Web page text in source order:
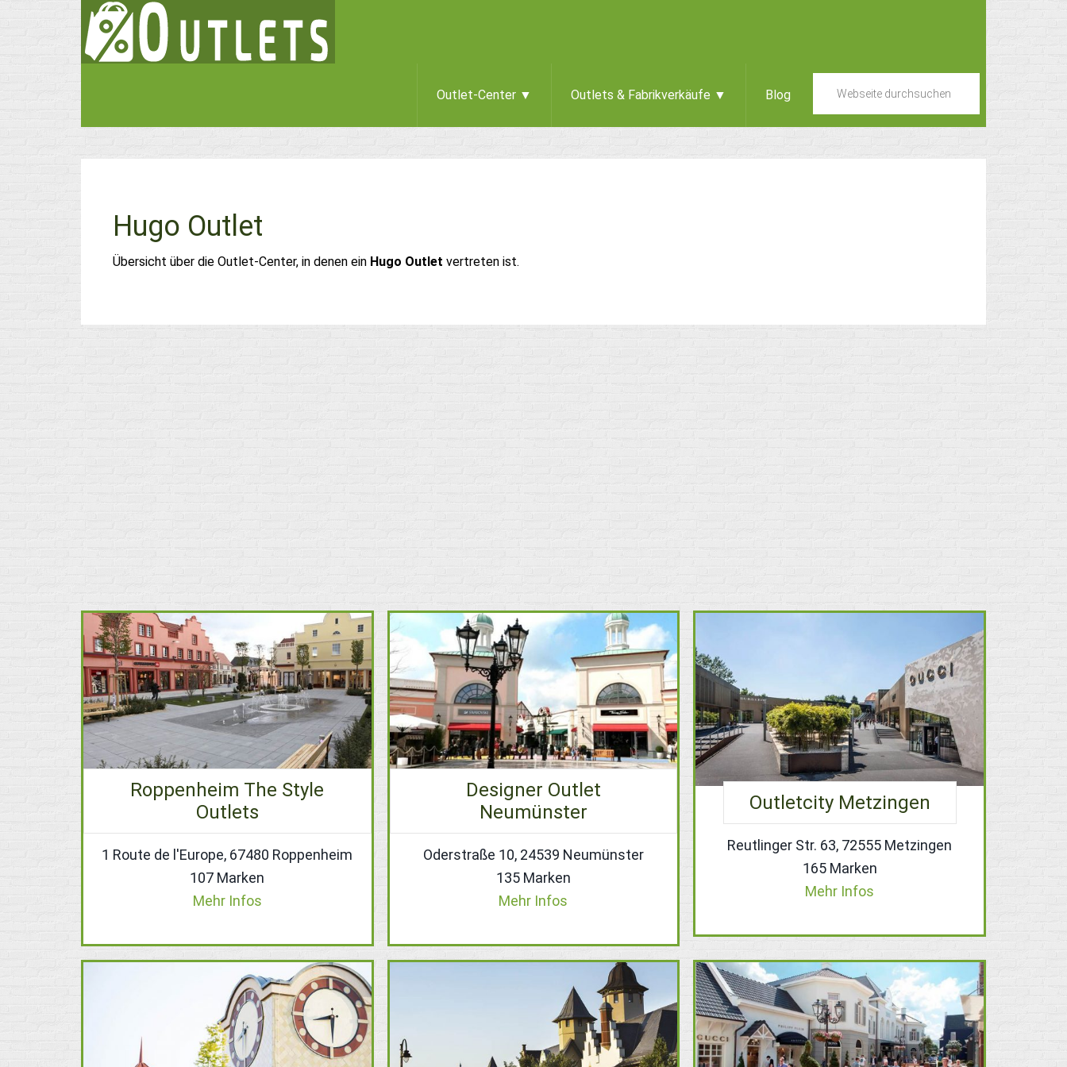
Outlet-Center ▼ Outlets & Fabrikverkäufe ▼ Blog
Hugo Outlet
Übersicht über die Outlet-Center, in denen ein Hugo Outlet vertreten ist.
Roppenheim The Style
Outlets
1 Route de l'Europe, 67480 Roppenheim
107 Marken
Mehr Infos
Designer Outlet
Neumünster
Oderstraße 10, 24539 Neumünster
135 Marken
Mehr Infos
Outletcity Metzingen
Reutlinger Str. 63, 72555 Metzingen
165 Marken
Mehr Infos